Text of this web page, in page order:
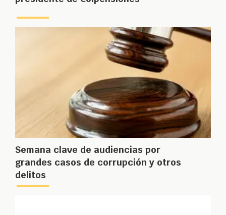
Semana clave de audiencias por
grandes casos de corrupción y otros
delitos